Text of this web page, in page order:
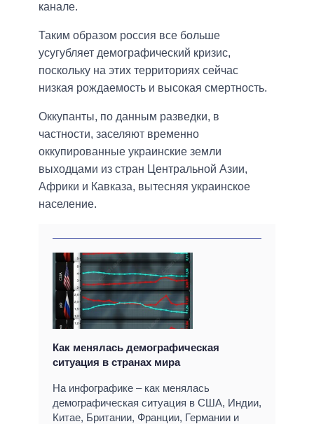
канале.
Таким образом россия все больше
усугубляет демографический кризис,
поскольку на этих территориях сейчас
низкая рождаемость и высокая смертность.
Оккупанты, по данным разведки, в
частности, заселяют временно
оккупированные украинские земли
выходцами из стран Центральной Азии,
Африки и Кавказа, вытесняя украинское
население.
Как менялась демографическая
ситуация в странах мира
На инфографике – как менялась
демографическая ситуация в США, Индии,
Китае, Британии, Франции, Германии и